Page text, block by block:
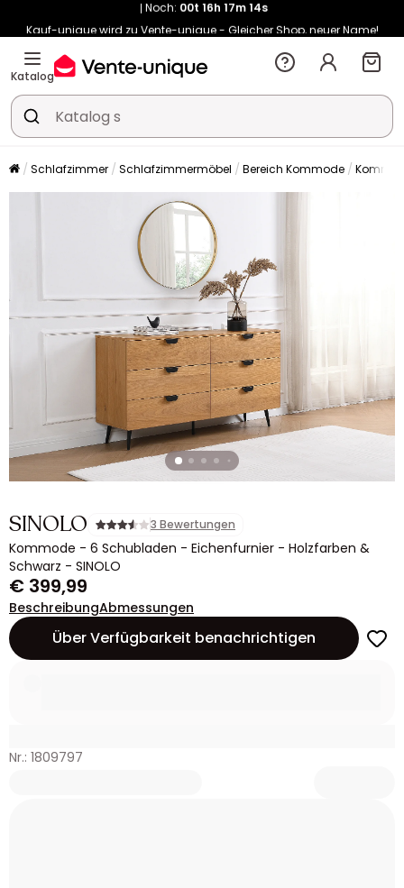
Kauf-unique wird zu Vente-unique - Gleicher Shop, neuer Name!
-10% ab €450 mitENJOY10auf Vente-unique-Produkte
Noch:
Katalog
Schlafzimmer Schlafzimmermöbel Bereich Kommode
SINOLO 3 Bewertungen
Kommode - 6 Schubladen - Eichenfurnier - Holzfarben &
Schwarz - SINOLO
€ 399,99
BeschreibungAbmessungen
Über Verfügbarkeit benachrichtigen
Nr.: 1809797